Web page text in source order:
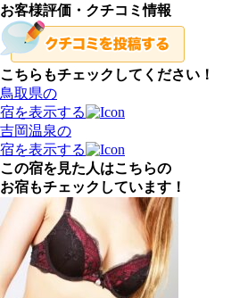
お客様評価・クチコミ情報
こちらもチェックしてください！
鳥取県の
宿を表示する
吉岡温泉の
宿を表示する
この宿を見た人はこちらの
お宿もチェックしています！